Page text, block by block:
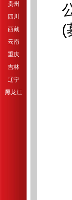
贵州
四川
西藏
云南
重庆
吉林
辽宁
黑龙江
(